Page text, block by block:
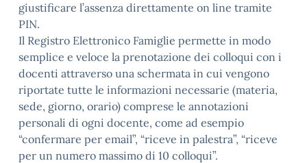
giustificare l’assenza direttamente on line tramite
PIN.
Il Registro Elettronico Famiglie permette in modo
semplice e veloce la prenotazione dei colloqui con i
docenti attraverso una schermata in cui vengono
riportate tutte le informazioni necessarie (materia,
sede, giorno, orario) comprese le annotazioni
personali di ogni docente, come ad esempio
“confermare per email”, “riceve in palestra”, “riceve
per un numero massimo di 10 colloqui”.